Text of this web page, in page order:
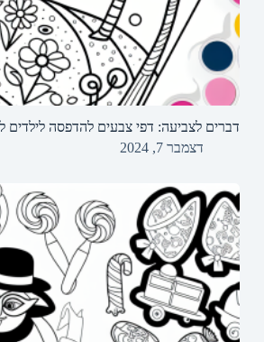
דברים לצביעה: דפי צבעים להדפסה לילדים
דצמבר 7, 2024